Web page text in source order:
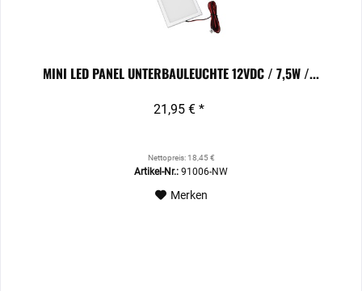
MINI LED PANEL UNTERBAULEUCHTE 12VDC / 7,5W /...
21,95 € *
Nettopreis: 18,45 €
Artikel-Nr.: 91006-NW
Merken